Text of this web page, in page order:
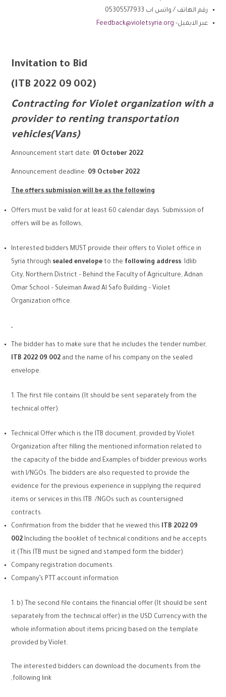
رقم الهاتف / واتس اب 05305577933
عبر الايميل- Feedback@violetsyria.org
Invitation to Bid
(
ITB 2022 09 002)
Contracting for Violet organization with a
provider to renting transportation
vehicles(Vans)
Announcement start date: 01 October 2022
Announcement deadline: 09 October 2022
The offers submission will be as the following
Offers must be valid for at least 60 calendar days. Submission of
offers will be as follows,
Interested bidders MUST provide their offers to Violet office in
Syria through sealed envelope to the following address: Idlib
City, Northern District – Behind the Faculty of Agriculture, Adnan
Omar School – Suleiman Awad Al Safo Building – Violet
Organization office.
The bidder has to make sure that he includes the tender number,
ITB 2022 09 002 and the name of his company on the sealed
envelope.
The first file contains (It should be sent separately from the
technical offer).
Technical Offer which is the ITB document, provided by Violet
Organization after filling the mentioned information related to
the capacity of the bidde and Examples of bidder previous works
with I/NGOs. The bidders are also requested to provide the
evidence for the previous experience in supplying the required
items or services in this ITB /NGOs such as countersigned
contracts.
Confirmation from the bidder that he viewed this ITB 2022 09
002 Including the booklet of technical conditions and he accepts
it (This ITB must be signed and stamped form the bidder).
Company registration documents.
Company’s PTT account information
b) The second file contains the financial offer (It should be sent
separately from the technical offer) in the USD Currency with the
whole information about items pricing based on the template
provided by Violet.
The interested bidders can download the documents from the
following link,